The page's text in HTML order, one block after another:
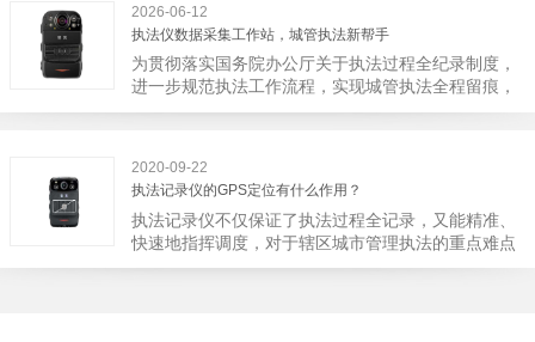
备能自动读取目标对象，并同步到采集站中，此外设
备具有断点续传的功能，如果碰到网络故障，可以从
已经上传或下载的部分开始继续上传下载未完成的部
分，而没有必要从头开始上传下载，能节省时间，提
高速度。再者待数据传输完毕之后，执法仪数据采集
下次直接使用，提高执法仪数据效率。执法仪数据采
集站还具有强大的数据存储管理系统，后台统计不同
上传时段、不同重要级别的数据，将统计结果以图表
或者报表的形式呈现；设备设置有用户操作权限管
理，自动将用户警员编号与执法仪编号绑定，保障数
据的合法性，同时系统可设置每个警员的权限，明确
2026-06-12
执法仪数据采集工作站，城管执法新帮手
为贯彻落实国务院办公厅关于执法过程全纪录制度，
进一步规范执法工作流程，实现城管执法全程留痕，
深入推进执法队伍规范化建设，给城管执法工作添加
止了双方矛盾的发生。现在有了执法仪数据采集工作
站，执法队员的担忧便得到有效的解决。每个采集工
作站可支持多台执法记录仪设备同时上传数据，队员
当天使用当天上传，通过数据线接入到采集工作站，
它会自动读取所有的视频、音频、图片、日志等信
2020-09-22
执法记录仪的GPS定位有什么作用？
执法记录仪不仅保证了执法过程全记录，又能精准、
快速地指挥调度，对于辖区城市管理执法的重点难点
也能一目了然，在城市管理工作信息化中发挥着重要